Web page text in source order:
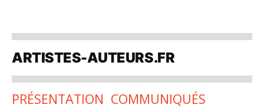
Aller
contenu
ARTISTES-AUTEURS.FR
PRÉSENTATION COMMUNIQUÉS